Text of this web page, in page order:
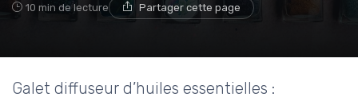
10 min de lecture Partager cette page
Galet diffuseur d’huiles essentielles :